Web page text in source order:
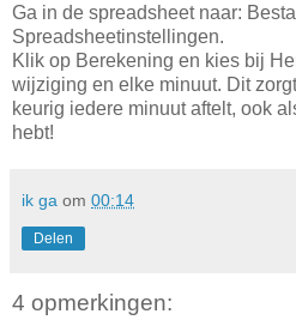
Ga in de spreadsheet naar:
Spreadsheetinstellingen.
Klik op Berekening en kies bij
wijziging en elke minuut. Dit
keurig iedere minuut aftelt, ook
hebt!
ik ga om 00:14
Delen
4 opmerkingen: